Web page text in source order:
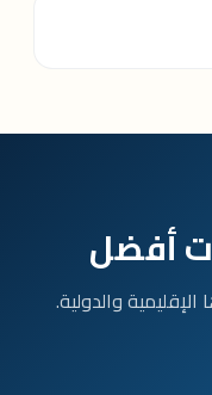
أفضل
والدولية.